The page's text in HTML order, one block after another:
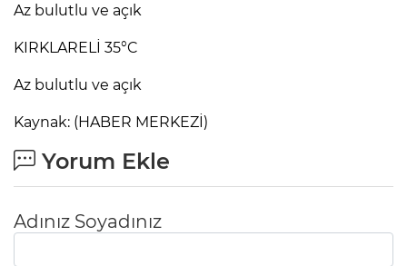
Az bulutlu ve açık
KIRKLARELİ 35°C
Az bulutlu ve açık
Kaynak: (HABER MERKEZİ)
Yorum Ekle
Adınız Soyadınız